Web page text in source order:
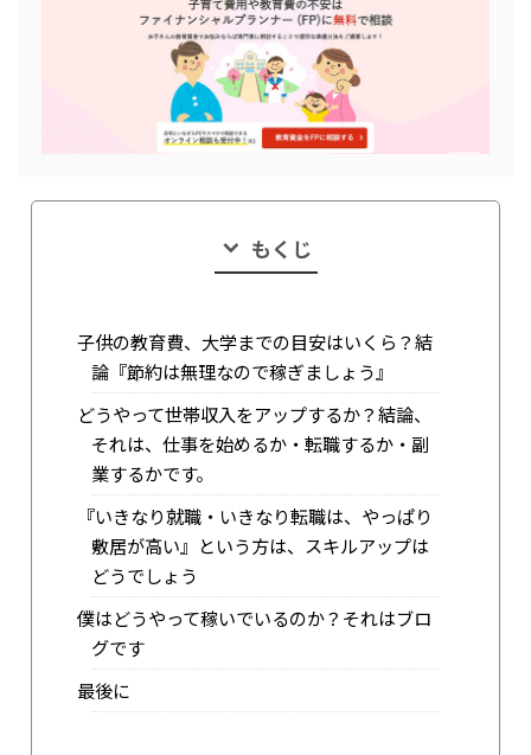
もくじ
子供の教育費、大学までの目安はいくら？結
論『節約は無理なので稼ぎましょう』
どうやって世帯収入をアップするか？結論、
それは、仕事を始めるか・転職するか・副
業するかです。
『いきなり就職・いきなり転職は、やっぱり
敷居が高い』という方は、スキルアップは
どうでしょう
僕はどうやって稼いでいるのか？それはブロ
グです
最後に